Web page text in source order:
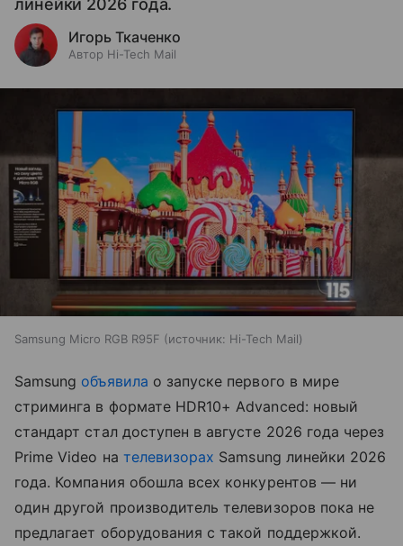
линейки 2026 года.
Игорь Ткаченко
Автор Hi-Tech Mail
Samsung Micro RGB R95F источник: Hi-Tech Mail
Samsung объявила о запуске первого в мире
стриминга в формате HDR10+ Advanced: новый
стандарт стал доступен в августе 2026 года через
Prime Video на телевизорах Samsung линейки 2026
года. Компания обошла всех конкурентов — ни
один другой производитель телевизоров пока не
предлагает оборудования с такой поддержкой.